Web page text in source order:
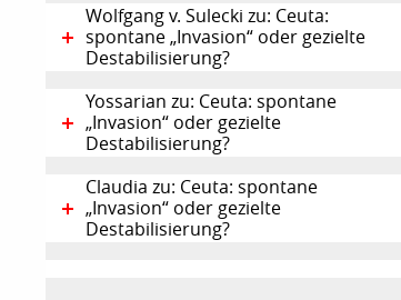
Wolfgang v. Sulecki zu: Ceuta:
spontane „Invasion“ oder gezielte
Destabilisierung?
Yossarian zu: Ceuta: spontane
„Invasion“ oder gezielte
Destabilisierung?
Claudia zu: Ceuta: spontane
„Invasion“ oder gezielte
Destabilisierung?